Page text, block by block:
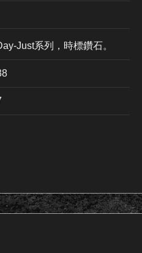
Just系列，時標鑽石。